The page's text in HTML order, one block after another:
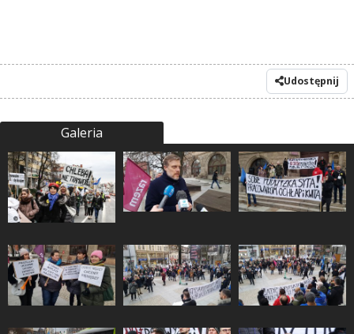
Udostępnij
Galeria